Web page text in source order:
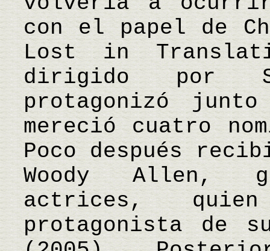
con el papel de
Lost in
dirigido por
protagonizó
mereció cuatro
Poco después
Woody Allen,
actrices,
protagonista de